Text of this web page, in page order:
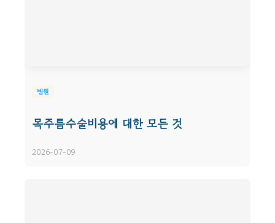
병원
목주름수술비용에 대한 모든 것
2026-07-09